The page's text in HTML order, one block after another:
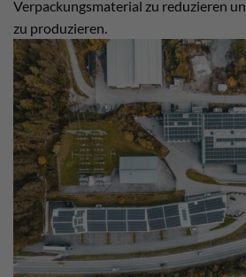
Verpackungsmaterial zu reduzieren
zu produzieren.